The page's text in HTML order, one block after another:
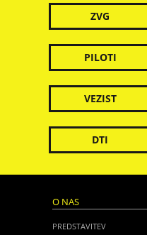
ZVG
PILOTI
VEZIST
DTI
O NAS
PREDSTAVITEV